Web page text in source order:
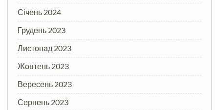
Січень 2024
Грудень 2023
Листопад 2023
Жовтень 2023
Вересень 2023
Серпень 2023